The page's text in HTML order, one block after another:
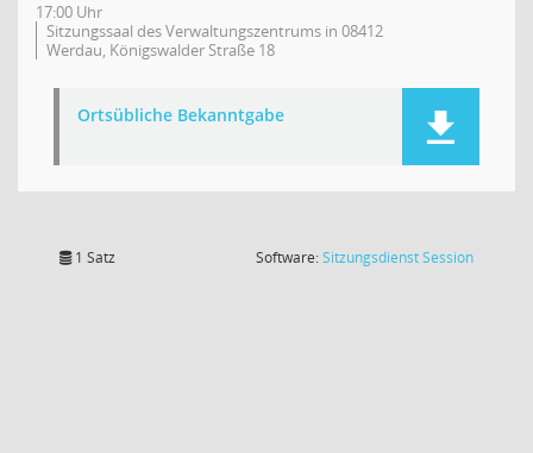
17:00 Uhr
Sitzungssaal des Verwaltungszentrums in 08412
Werdau, Königswalder Straße 18
Ortsübliche Bekanntgabe
1 Satz Software:SitzungsdienstSession(Wird in